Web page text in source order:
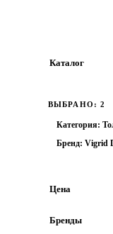
Каталог
ОДЕЖДА
ВЫБРАНО: 2
Категория:
Бренд: Vigrid
Цена
Бренды